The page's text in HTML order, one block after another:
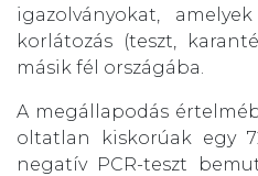
igazolványokat,
korlátozás (teszt,
másik fél országába.
A megállapodás
oltatlan kiskorúak egy
negatív PCR-teszt